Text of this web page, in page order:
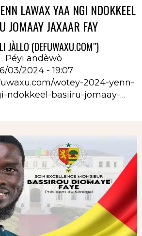
LAWAX YAA NGI NDOKKEEL
JOMAAY JAXAAR FAY
JÀLLO (DEFUWAXU.COM")
Péyi andèwò
03/2024 - 19:07
wotey-2024-yenn-
ndokkeel-basiiru-jomaay-…